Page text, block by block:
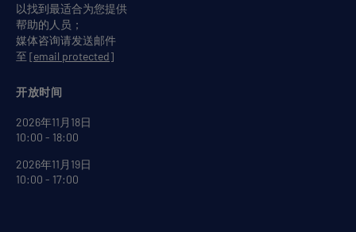
开放时间
2026年11月18日
10:00 - 18:00
2026年11月19日
10:00 - 17:00
以找到最适合为您提供
帮助的人员；
媒体咨询请发送邮件
至 [email protected]